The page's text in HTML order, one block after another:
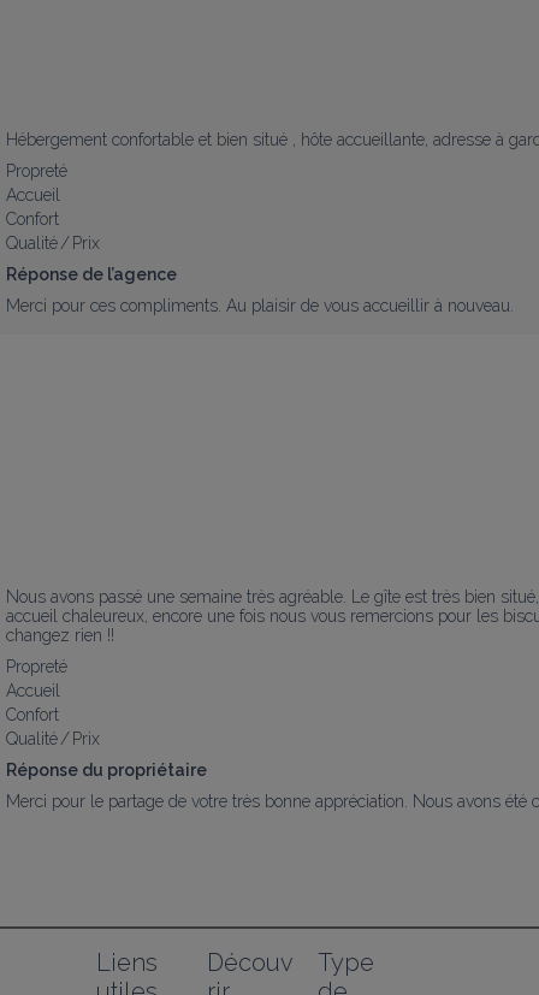
Hébergement confortable et bien situé , hôte accueillante, adresse à
Propreté
Accueil
Confort
Qualité / Prix
Réponse de l’agence
Merci pour ces compliments. Au plaisir de vous accueillir à nouveau.
Nous avons passé une semaine très agréable. Le gîte est très bien
accueil chaleureux, encore une fois nous vous remercions pour les
changez rien !!
Propreté
Accueil
Confort
Qualité / Prix
Réponse du propriétaire
Merci pour le partage de votre très bonne appréciation. Nous avons
Liens
Découv
Type